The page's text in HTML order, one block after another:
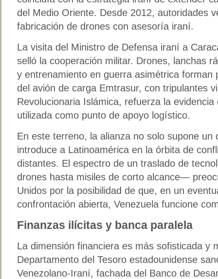
del Medio Oriente. Desde 2012, autoridades
fabricación de drones con asesoría iraní.
La visita del Ministro de Defensa iraní a
selló la cooperación militar. Drones, lanchas
y entrenamiento en guerra asimétrica forman
del avión de carga Emtrasur, con tripulantes
Revolucionaria Islámica, refuerza la
utilizada como punto de apoyo logístico.
En este terreno, la alianza no solo supone un
introduce a Latinoamérica en la órbita de
distantes. El espectro de un traslado de
drones hasta misiles de corto alcance—
Unidos por la posibilidad de que, en un
confrontación abierta, Venezuela funcione
Finanzas ilícitas y banca paralela
La dimensión financiera es más sofisticada y
Departamento del Tesoro estadounidense
Venezolano-Iraní, fachada del Banco de